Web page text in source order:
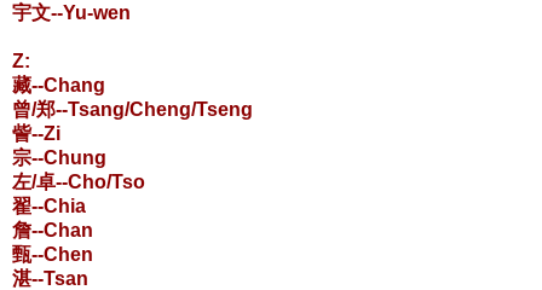
宇文--Yu-wen
Z:
藏--Chang
曾/郑--Tsang/Cheng/Tseng
訾--Zi
宗--Chung
左/卓--Cho/Tso
翟--Chia
詹--Chan
甄--Chen
湛--Tsan